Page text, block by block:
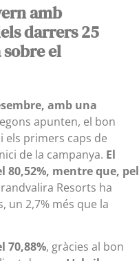
amb
darrers 25
el
amb una
apunten, el bon
els primers caps de
de la campanya. El
mentre que, pel
Resorts ha
un 2,7% més que la
70,88%, gràcies al bon